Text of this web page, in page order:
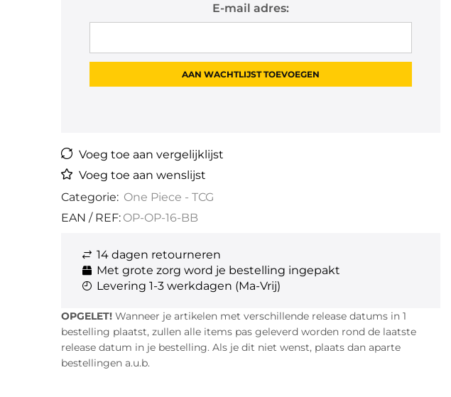
E-mail adres:
Voeg toe aan vergelijklijst
Voeg toe aan wenslijst
Categorie: One Piece - TCG
EAN / REF: OP-OP-16-BB
14 dagen retourneren
Met grote zorg word je bestelling ingepakt
Levering 1-3 werkdagen (Ma-Vrij)
OPGELET!Wanneer je artikelen met verschillende release datums in 1
bestelling plaatst, zullen alle items pas geleverd worden rond de laatste
release datum in je bestelling. Als je dit niet wenst, plaats dan aparte
bestellingen a.u.b.